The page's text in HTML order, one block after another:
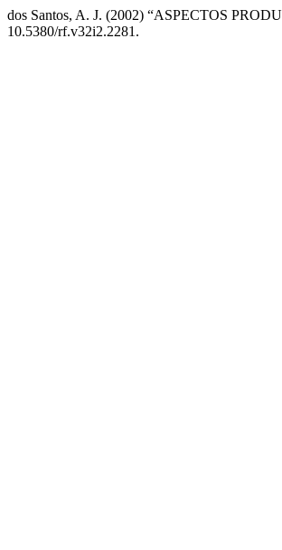
dos Santos, A. J. (2002) “ASPECTOS
10.5380/rf.v32i2.2281.